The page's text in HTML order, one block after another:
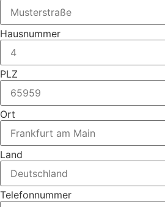
Hausnummer
PLZ
Ort
Land
Telefonnummer